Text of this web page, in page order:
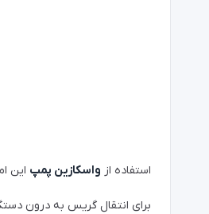
استفاده از واسکازین پمپ این
برای انتقال گریس به درون